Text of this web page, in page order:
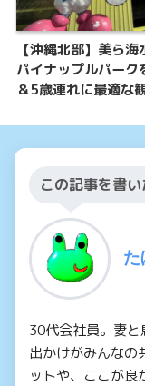
【沖縄北部】美ら海
パイナップルパー
＆5歳連れに最適な
この記事を書い
30代会社員。妻
出かけがみんなの
ットや、ここが